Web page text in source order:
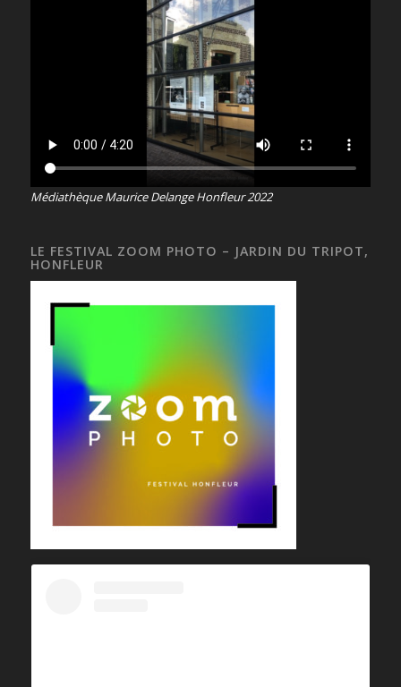
Médiathèque Maurice Delange Honfleur 2022
LE FESTIVAL ZOOM PHOTO – JARDIN DU TRIPOT,
HONFLEUR